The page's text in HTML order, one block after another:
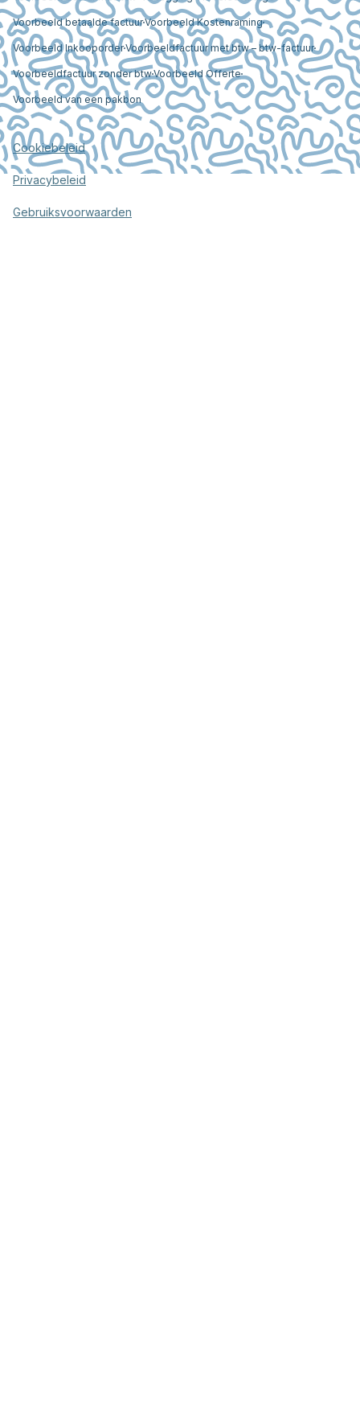
Voorbeeld betaalde factuurVoorbeeld Kostenraming
Voorbeeld InkooporderVoorbeeldfactuur met btw – btw-factuur
Voorbeeldfactuur zonder btwVoorbeeld Offerte
Voorbeeld van een pakbon
Cookiebeleid
Privacybeleid
Gebruiksvoorwaarden